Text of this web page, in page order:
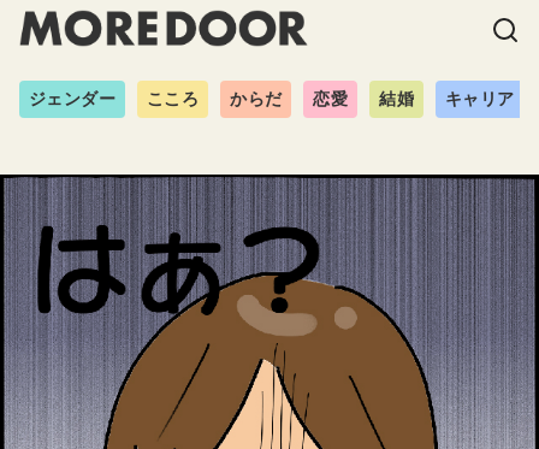
ジェンダー こころ からだ 恋愛 結婚 キャリア